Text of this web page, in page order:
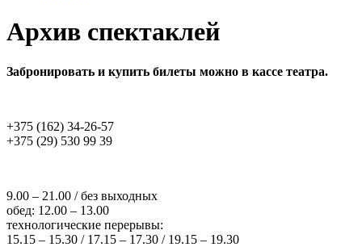
Архив спектаклей
Забронировать и купить билеты можно в кассе театра.
+375 (162) 34-26-57
+375 (29) 530 99 39
9.00 – 21.00 / без выходных
обед: 12.00 – 13.00
технологические перерывы:
15.15 – 15.30 / 17.15 – 17.30 / 19.15 – 19.30